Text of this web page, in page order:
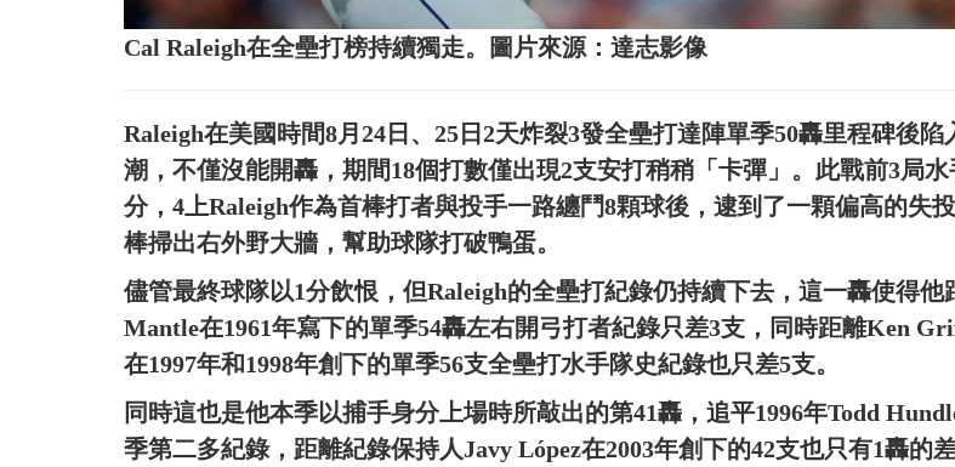
Cal Raleigh在全壘打榜持續獨走。圖片來源：達志影像
Raleigh在美國時間8月24日、25日2天炸裂3發全壘打達陣單季50轟里程碑後陷
潮，不僅沒能開轟，期間18個打數僅出現2支安打稍稍「卡彈」。此戰前3局水
分，4上Raleigh作為首棒打者與投手一路纏鬥8顆球後，逮到了一顆偏高的失
棒掃出右外野大牆，幫助球隊打破鴨蛋。
儘管最終球隊以1分飲恨，但Raleigh的全壘打紀錄仍持續下去，這一轟使得他
Mantle在1961年寫下的單季54轟左右開弓打者紀錄只差3支，同時距離Ken
在1997年和1998年創下的單季56支全壘打水手隊史紀錄也只差5支。
同時這也是他本季以捕手身分上場時所敲出的第41轟，追平1996年Todd
季第二多紀錄，距離紀錄保持人Javy López在2003年創下的42支也只有1轟的